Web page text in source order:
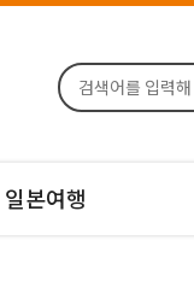
일본여행